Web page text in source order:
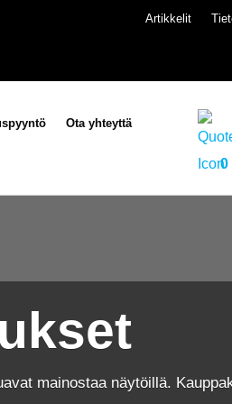
Artikkelit
Ota yhteyttä
0
mainostaa näytöillä.